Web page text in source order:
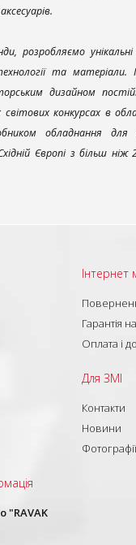
розробляємо унікальні
та матеріали.
дизайном
конкурсах в
обладнання
Європі з більш ніж
Інтернет
Гарантія
Оплата і
Для ЗМІ
Контакти
Новини
Фотографії
"RAVAK